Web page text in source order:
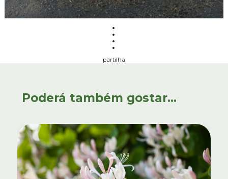
partilha
Poderá também gostar...